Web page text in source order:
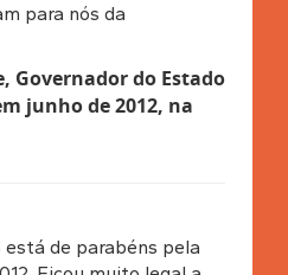
para nós da
Governador do Estado
junho de 2012, na
está de parabéns pela